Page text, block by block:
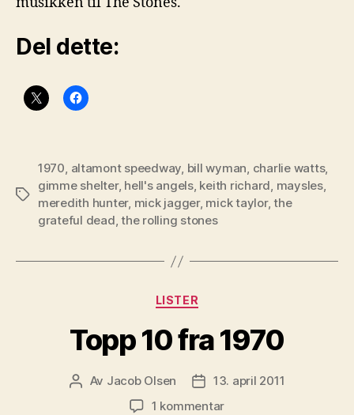
Del dette:
Stikkord
1970, altamont speedway, bill wyman, charlie watts,
gimme shelter, hell's angels, keith richard, maysles,
meredith hunter, mick jagger, mick taylor,the
grateful dead,the rolling stones
Kategorier
LISTER
Topp 10 fra 1970
Innleggsforfatter
Av Jacob Olsen Publiseringsdato
13. april 2011
1 kommentartil